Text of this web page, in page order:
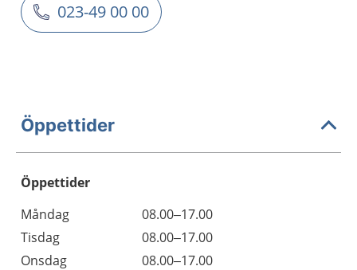
023-49 00 00
Öppettider
Öppettider
Dag
Öppettider
Kommentarer
Måndag
08.00–17.00
Tisdag
08.00–17.00
Onsdag
08.00–17.00